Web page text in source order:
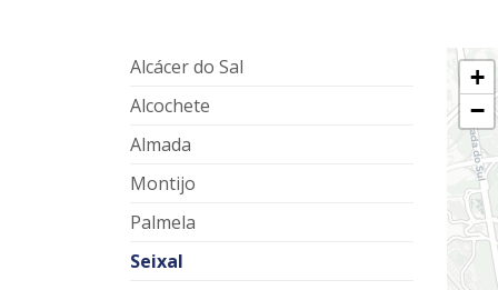
Alcácer do Sal
Alcochete
Almada
Montijo
Palmela
Seixal
+
−